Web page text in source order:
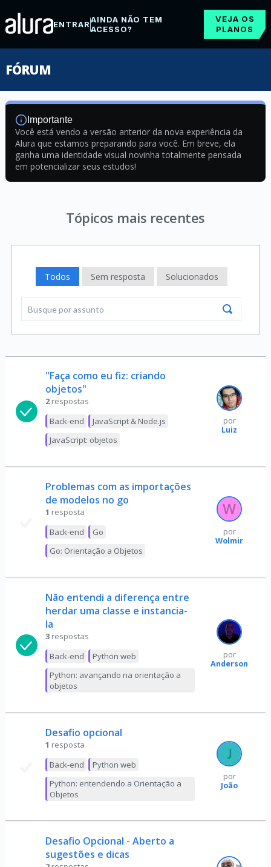
ENTRARAINDA NÃO TEM
ACESSO?
VEJA OS
PLANOS
FÓRUM
Importante
Você está vendo a versão anterior da nova experiência da
Alura que estamos preparando para você. Em breve, ela
ganha uma identidade visual novinha totalmente pensada
em potencializar seus estudos!
Tópicos mais recentes
Todos Sem resposta Solucionados
"Faça como eu fiz: criando
objetos"
2 respostas
Back-end
JavaScript & Node.js
JavaScript: objetos
por
Luiz
Problemas com as importações
de modelos no go
1 resposta
Back-end
Go
Go: Orientação a Objetos
por
Wolmir
Não entendi a diferença entre
herdar uma classe e instancia-
la
3 respostas
Back-end
Python web
Python: avançando na orientação a
objetos
por
Anderson
Desafio opcional
1 resposta
Back-end
Python web
Python: entendendo a Orientação a
Objetos
por
João
Desafio Opcional - Aberto a
sugestões e dicas